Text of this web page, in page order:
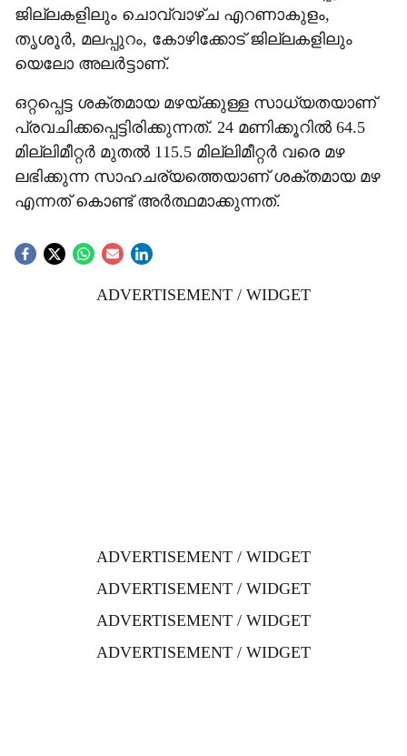
ജില്ലകളിലും ചൊവ്വാഴ്ച എറണാകുളം,
തൃശൂർ, മലപ്പുറം, കോഴിക്കോട് ജില്ലകളിലും
യെലോ അലർട്ടാണ്.
ഒറ്റപ്പെട്ട ശക്തമായ മഴയ്ക്കുള്ള സാധ്യതയാണ്
പ്രവചിക്കപ്പെട്ടിരിക്കുന്നത്. 24 മണിക്കൂറിൽ 64.5
മില്ലിമീറ്റർ മുതൽ 115.5 മില്ലിമീറ്റർ വരെ മഴ
ലഭിക്കുന്ന സാഹചര്യത്തെയാണ് ശക്തമായ മഴ
എന്നത് കൊണ്ട് അർത്ഥമാക്കുന്നത്.
ADVERTISEMENT / WIDGET
ADVERTISEMENT / WIDGET
ADVERTISEMENT / WIDGET
ADVERTISEMENT / WIDGET
ADVERTISEMENT / WIDGET